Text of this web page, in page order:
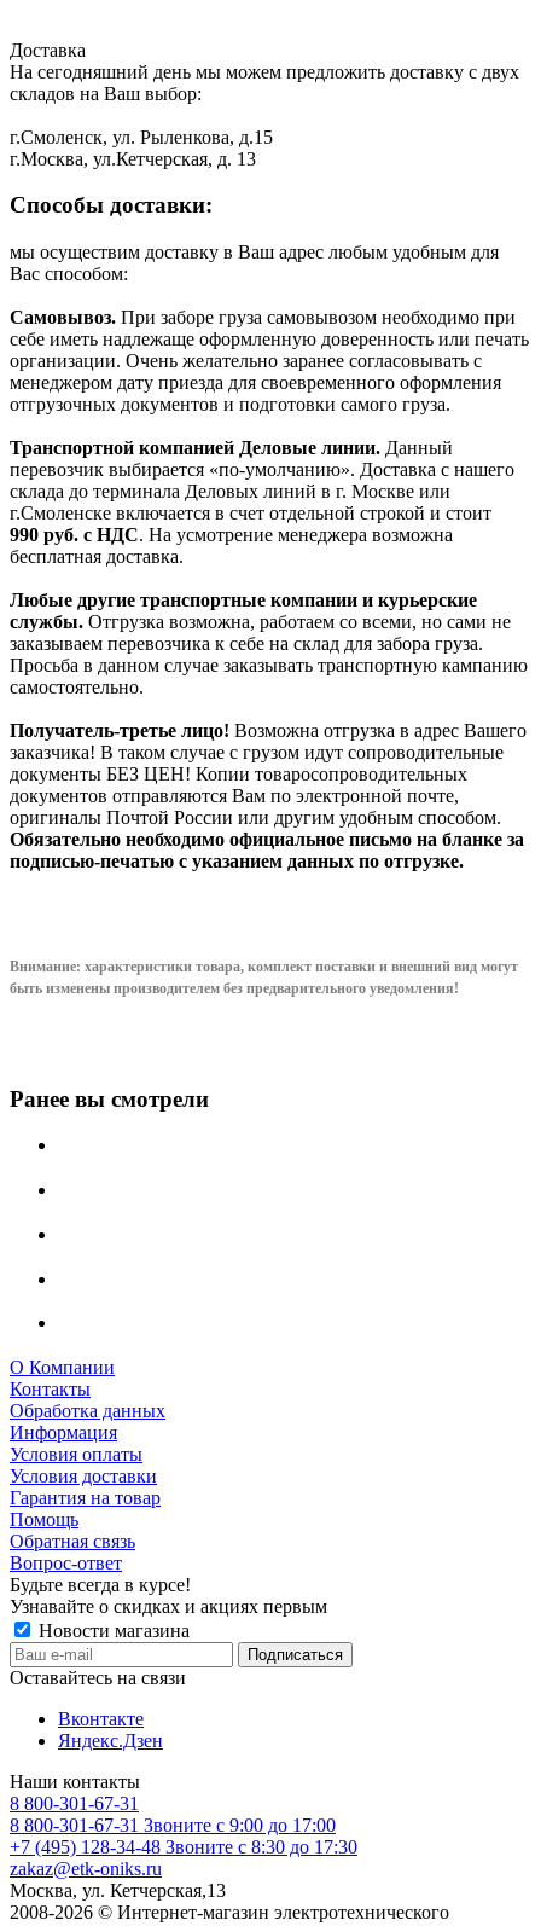
Доставка
На сегодняшний день мы можем предложить доставку с двух
складов на Ваш выбор:
г.Смоленск, ул. Рыленкова, д.15
г.Москва, ул.Кетчерская, д. 13
Способы доставки:
мы осуществим доставку в Ваш адрес любым удобным для
Вас способом:
Самовывоз. При заборе груза самовывозом необходимо при
себе иметь надлежаще оформленную доверенность или печать
организации. Очень желательно заранее согласовывать с
менеджером дату приезда для своевременного оформления
отгрузочных документов и подготовки самого груза.
Транспортной компанией Деловые линии. Данный
перевозчик выбирается «по-умолчанию». Доставка с нашего
склада до терминала Деловых линий в г. Москве или
г.Смоленске включается в счет отдельной строкой и стоит
990 руб. с НДС. На усмотрение менеджера возможна
бесплатная доставка.
Любые другие транспортные компании и курьерские
службы. Отгрузка возможна, работаем со всеми, но сами не
заказываем перевозчика к себе на склад для забора груза.
Просьба в данном случае заказывать транспортную кампанию
самостоятельно.
Получатель-третье лицо! Возможна отгрузка в адрес Вашего
заказчика! В таком случае с грузом идут сопроводительные
документы БЕЗ ЦЕН! Копии товаросопроводительных
документов отправляются Вам по электронной почте,
оригиналы Почтой России или другим удобным способом.
Обязательно необходимо официальное письмо на бланке за
подписью-печатью с указанием данных по отгрузке.
Внимание: характеристики товара, комплект поставки и внешний вид могут
быть изменены производителем без предварительного уведомления!
Ранее вы смотрели
О Компании
Контакты
Обработка данных
Информация
Условия оплаты
Условия доставки
Гарантия на товар
Помощь
Обратная связь
Вопрос-ответ
Будьте всегда в курсе!
Узнавайте о скидках и акциях первым
Новости магазина
Оставайтесь на связи
Вконтакте
Яндекс.Дзен
Наши контакты
8 800-301-67-31
8 800-301-67-31 Звоните с 9:00 до 17:00
+7 (495) 128-34-48 Звоните с 8:30 до 17:30
zakaz@etk-oniks.ru
Москва, ул. Кетчерская,13
2008-2026 © Интернет-магазин электротехнического